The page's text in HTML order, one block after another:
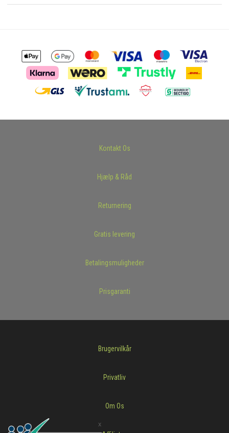
Kontakt Os
Hjælp & Råd
Returnering
Gratis levering
Betalingsmuligheder
Prisgaranti
Brugervilkår
Privatliv
Om Os